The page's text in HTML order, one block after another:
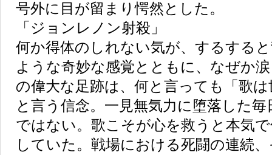
号外に目が留まり愕然とした。
「ジョンレノン射殺」
何か得体のしれない気が、するする
ような奇妙な感覚とともに、なぜか
の偉大な足跡は、何と言っても「歌
と言う信念。一見無気力に堕落した
ではない。歌こそが心を救うと本気
していた。戦場における死闘の連続